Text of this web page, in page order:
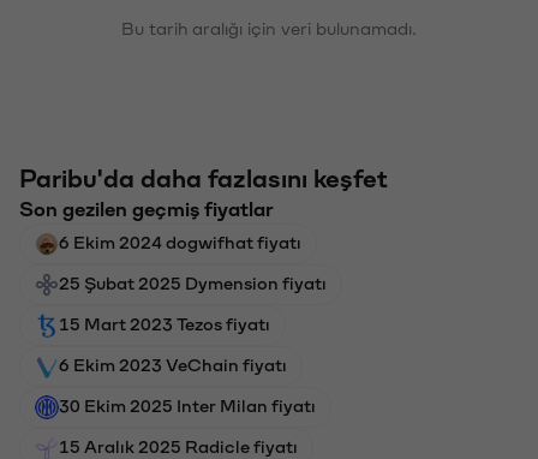
Bu tarih aralığı için veri bulunamadı.
Paribu'da daha fazlasını keşfet
Son gezilen geçmiş fiyatlar
6 Ekim 2024 dogwifhat fiyatı
25 Şubat 2025 Dymension fiyatı
15 Mart 2023 Tezos fiyatı
6 Ekim 2023 VeChain fiyatı
30 Ekim 2025 Inter Milan fiyatı
15 Aralık 2025 Radicle fiyatı